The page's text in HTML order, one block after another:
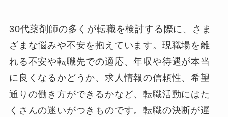
30代薬剤師の多くが転職を検討する際に、さま
ざまな悩みや不安を抱えています。現職場を離
れる不安や転職先での適応、年収や待遇が本当
に良くなるかどうか、求人情報の信頼性、希望
通りの働き方ができるかなど、転職活動にはた
くさんの迷いがつきものです。転職の決断が遅